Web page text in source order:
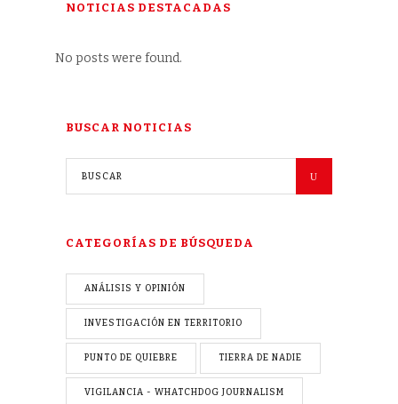
NOTICIAS DESTACADAS
No posts were found.
BUSCAR NOTICIAS
CATEGORÍAS DE BÚSQUEDA
ANÁLISIS Y OPINIÓN
INVESTIGACIÓN EN TERRITORIO
PUNTO DE QUIEBRE TIERRA DE NADIE
VIGILANCIA - WHATCHDOG JOURNALISM